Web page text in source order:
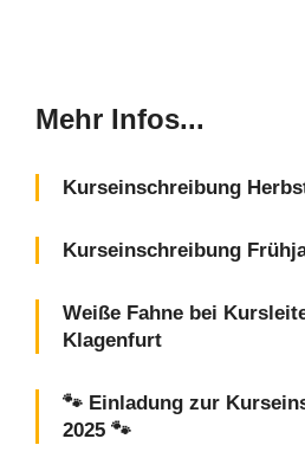
Mehr Infos...
Kurseinschreibung
Kurseinschreibung
Weiße Fahne bei
Klagenfurt
🐾 Einladung zur
2025 🐾